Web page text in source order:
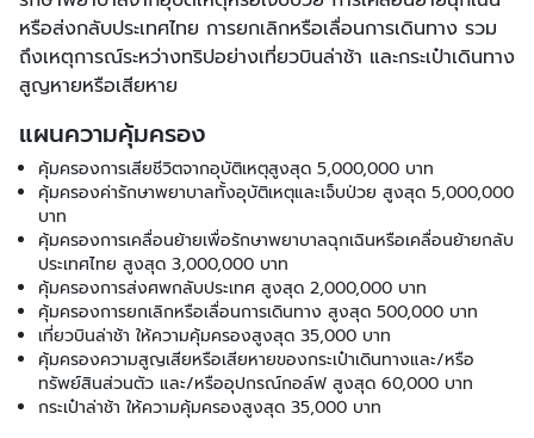
หรือส่งกลับประเทศไทย การยกเลิกหรือเลื่อนการเดินทาง รวม
ถึงเหตุการณ์ระหว่างทริปอย่างเที่ยวบินล่าช้า และกระเป๋าเดินทาง
สูญหายหรือเสียหาย
แผนความคุ้มครอง
คุ้มครองการเสียชีวิตจากอุบัติเหตุสูงสุด 5,000,000 บาท
คุ้มครองค่ารักษาพยาบาลทั้งอุบัติเหตุและเจ็บป่วย สูงสุด 5,000,000
บาท
คุ้มครองการเคลื่อนย้ายเพื่อรักษาพยาบาลฉุกเฉินหรือเคลื่อนย้ายกลับ
ประเทศไทย สูงสุด 3,000,000 บาท
คุ้มครองการส่งศพกลับประเทศ สูงสุด 2,000,000 บาท
คุ้มครองการยกเลิกหรือเลื่อนการเดินทาง สูงสุด 500,000 บาท
เที่ยวบินล่าช้า ให้ความคุ้มครองสูงสุด 35,000 บาท
คุ้มครองความสูญเสียหรือเสียหายของกระเป๋าเดินทางและ/หรือ
ทรัพย์สินส่วนตัว และ/หรืออุปกรณ์กอล์ฟ สูงสุด 60,000 บาท
กระเป๋าล่าช้า ให้ความคุ้มครองสูงสุด 35,000 บาท